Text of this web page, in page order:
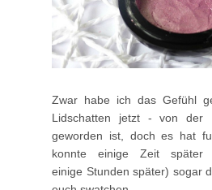
Zwar habe ich das Gefühl
Lidschatten jetzt - von der
geworden ist, doch es hat
konnte einige Zeit später
einige Stunden später) sogar